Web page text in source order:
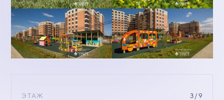
ЭТАЖ 3 / 9